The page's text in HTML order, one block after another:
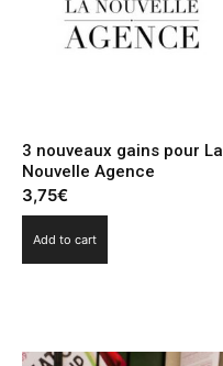
3 nouveaux gains pour La
Nouvelle Agence
3,75€
Add to cart